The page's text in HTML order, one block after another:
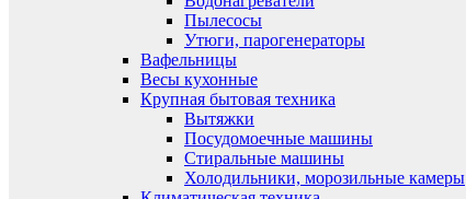
Пылесосы
Утюги, парогенераторы
Вафельницы
Весы кухонные
Крупная бытовая техника
Вытяжки
Посудомоечные машины
Стиральные машины
Холодильники, морозильные камеры